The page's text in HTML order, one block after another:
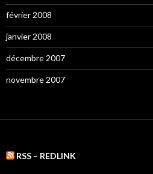
février 2008
janvier 2008
décembre 2007
novembre 2007
RSS – REDLINK